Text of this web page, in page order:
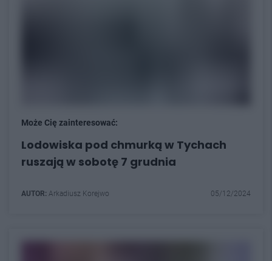
Może Cię zainteresować:
Lodowiska pod chmurką w Tychach
ruszają w sobotę 7 grudnia
AUTOR: Arkadiusz Korejwo 05/12/2024